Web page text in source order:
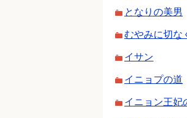
となりの美男
むやみに切な
イサン
イニョプの道
イニョン王妃